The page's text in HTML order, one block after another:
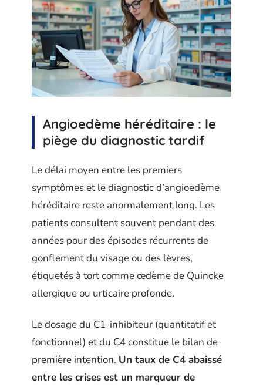
Angioedème héréditaire : le
piège du diagnostic tardif
Le délai moyen entre les premiers
symptômes et le diagnostic d’angioedème
héréditaire reste anormalement long. Les
patients consultent souvent pendant des
années pour des épisodes récurrents de
gonflement du visage ou des lèvres,
étiquetés à tort comme œdème de Quincke
allergique ou urticaire profonde.
Le dosage du C1-inhibiteur (quantitatif et
fonctionnel) et du C4 constitue le bilan de
première intention. Un taux de C4 abaissé
entre les crises est un marqueur de